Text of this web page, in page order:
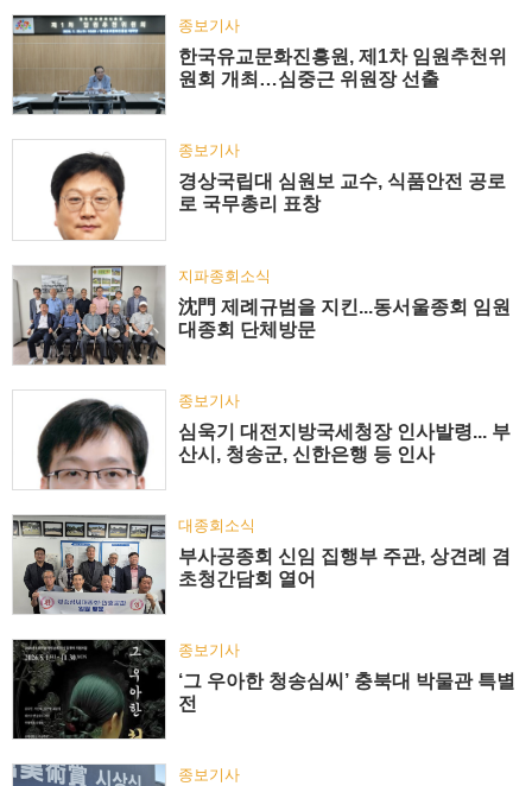
종보기사
한국유교문화진흥원, 제1차 임원추천위
원회 개최…심중근 위원장 선출
종보기사
경상국립대 심원보 교수, 식품안전 공로
로 국무총리 표창
지파종회소식
沈門 제례규범을 지킨...동서울종회 임원
대종회 단체방문
종보기사
심욱기 대전지방국세청장 인사발령... 부
산시, 청송군, 신한은행 등 인사
대종회소식
부사공종회 신임 집행부 주관, 상견례 겸
초청간담회 열어
종보기사
‘그 우아한 청송심씨’ 충북대 박물관 특별
전
종보기사